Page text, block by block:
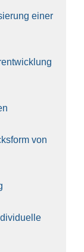
einer
von